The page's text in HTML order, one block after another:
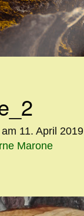
11. April 2019
Marone